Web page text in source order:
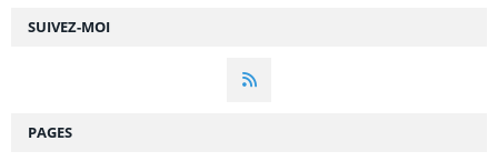
SUIVEZ-MOI
PAGES